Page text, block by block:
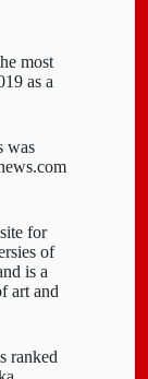
most
as a
was
for
of
is a
art and
ranked